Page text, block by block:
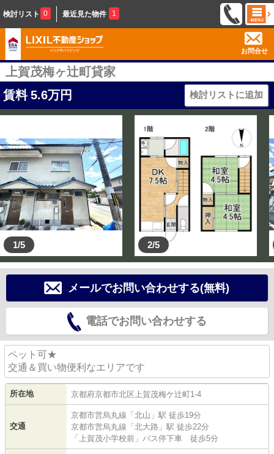
検討リスト 0 最近見た物件 1
お問合せ
上賀茂梅ヶ辻町貸家
賃料 5.6万円 検討リストに追加
1/5 2/5
メールでお問い合わせする(無料)
電話でお問い合わせする
ペット可★
交通＆買い物便利なエリアです
所在地 京都府京都市北区上賀茂梅ケ辻町1-4
交通
京都市営烏丸線 「 北山 」駅 徒歩19分
京都市営烏丸線 「 北大路 」駅 徒歩22分
「上賀茂小学校前」バス停下車 徒歩5分